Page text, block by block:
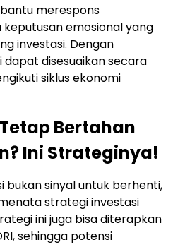
merespons
emosional yang
investasi. Dengan
disesuaikan secara
siklus ekonomi
Bertahan
Ini Strateginya!
bukan sinyal untuk berhenti,
strategi investasi
ini juga bisa diterapkan
sehingga potensi